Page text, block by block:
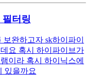
터링
완하고자 sk하이파이
요 혹시 하이파이브가
이라 혹시 하이닉스에
있을까요